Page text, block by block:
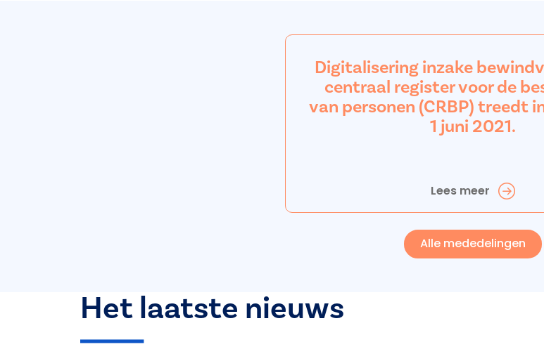
Digitalisering inzake
centraal register voor de
van personen (CRBP) treedt
1 juni 2021.
Lees meer
Alle mededelingen
Het laatste nieuws